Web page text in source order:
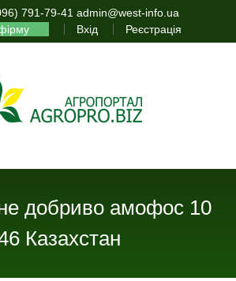
791-79-41 admin@west-info.ua
Вхід Реєстрація
добриво амофос 10
Казахстан